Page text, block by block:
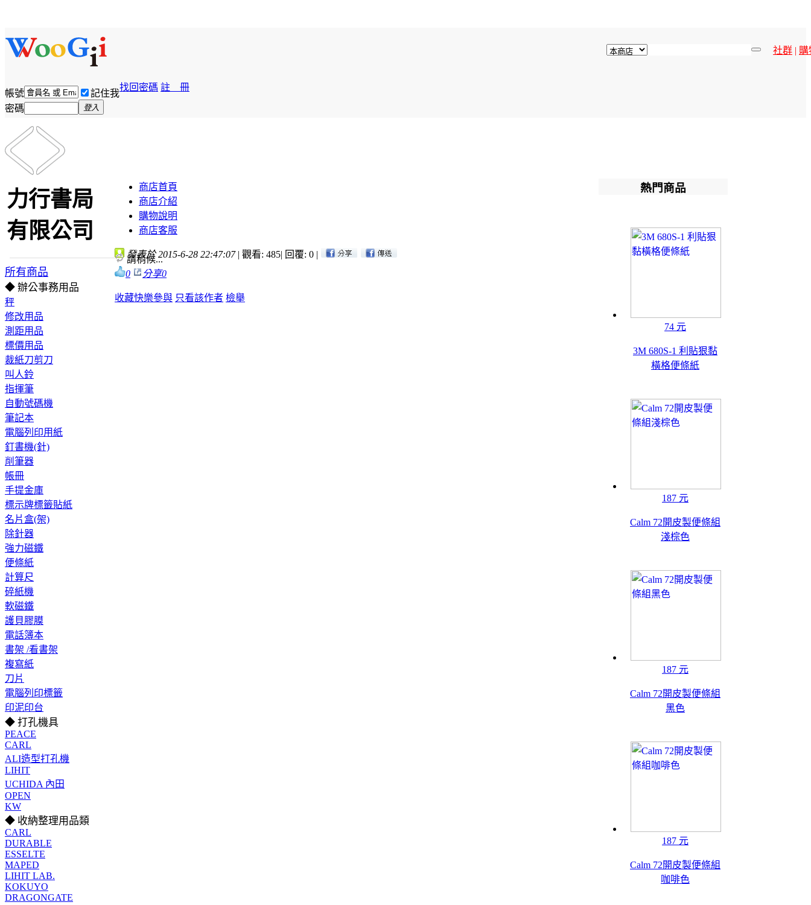
社群 | 購
帳號 記住我
找回密碼 註 冊
密碼 登入
力行書局
有限公司
所有商品
◆ 辦公事務用品
秤
修改用品
測距用品
標價用品
裁紙刀剪刀
叫人鈴
指揮筆
自動號碼機
筆記本
電腦列印用紙
釘書機(針)
削筆器
帳冊
手提金庫
標示牌標籤貼紙
名片盒(架)
除針器
強力磁鐵
便條紙
計算尺
碎紙機
軟磁鐵
護貝膠膜
電話簿本
書架 /看書架
複寫紙
刀片
電腦列印標籤
印泥印台
◆ 打孔機具
PEACE
CARL
ALI造型打孔機
LIHIT
UCHIDA 內田
OPEN
KW
◆ 收納整理用品類
CARL
DURABLE
ESSELTE
MAPED
LIHIT LAB.
KOKUYO
DRAGONGATE
商店首頁
商店介紹
購物說明
商店客服
發表於 2015-6-28 22:47:07 | 觀看: 485| 回覆: 0 |
請稍候...
0
分享0
收藏快樂參與 只看該作者 檢舉
熱門商品
74 元
3M 680S-1 利貼狠黏
橫格便條紙
187 元
Calm 72開皮製便條組
淺棕色
187 元
Calm 72開皮製便條組
黑色
187 元
Calm 72開皮製便條組
咖啡色